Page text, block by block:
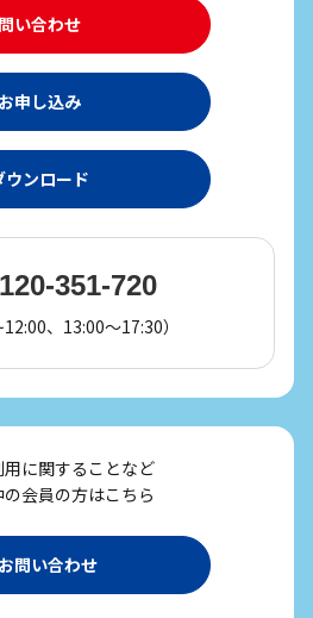
い合わせ
申し込み
ウンロード
351-720
、13:00～17:30）
に関することなど
の会員の方はこちら
問い合わせ